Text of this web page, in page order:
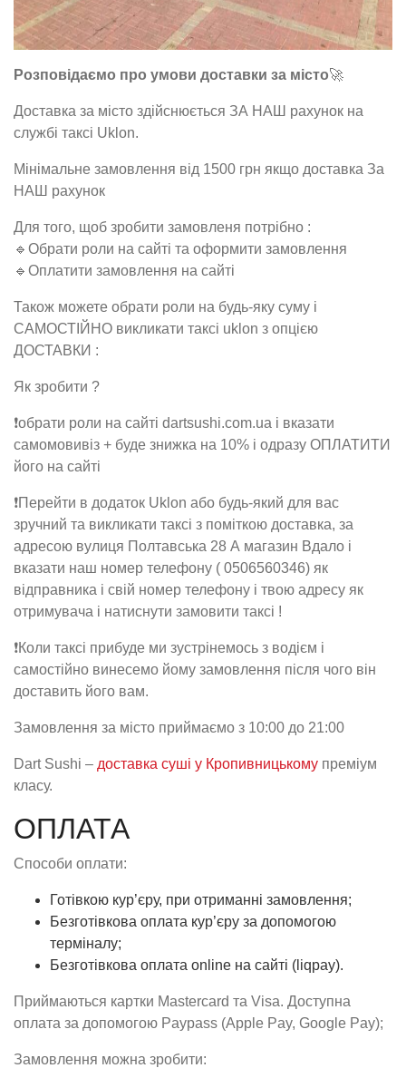
Розповідаємо про умови доставки за місто🚀
Доставка за місто здійснюється ЗА НАШ рахунок на
службі таксі Uklon.
Мінімальне замовлення від 1500 грн якщо доставка За
НАШ рахунок
Для того, щоб зробити замовленя потрібно :
🔹Обрати роли на сайті та оформити замовлення
🔹Оплатити замовлення на сайті
Також можете обрати роли на будь-яку суму і
САМОСТІЙНО викликати таксі uklon з опцією
ДОСТАВКИ :
Як зробити ?
❗️обрати роли на сайті dartsushi.com.ua і вказати
самомовивіз + буде знижка на 10% і одразу ОПЛАТИТИ
його на сайті
❗️Перейти в додаток Uklon або будь-який для вас
зручний та викликати таксі з поміткою доставка, за
адресою вулиця Полтавська 28 А магазин Вдало і
вказати наш номер телефону ( 0506560346) як
відправника і свій номер телефону і твою адресу як
отримувача і натиснути замовити таксі !
❗️Коли таксі прибуде ми зустрінемось з водієм і
самостійно винесемо йому замовлення після чого він
доставить його вам.
Замовлення за місто приймаємо з 10:00 до 21:00
Dart Sushi – доставка суші у Кропивницькому преміум
класу.
ОПЛАТА
Способи оплати:
Готівкою кур’єру, при отриманні замовлення;
Безготівкова оплата кур’єру за допомогою
терміналу;
Безготівкова оплата online на сайті (liqpay).
Приймаються картки Mastercard та Visa. Доступна
оплата за допомогою Paypass (Apple Pay, Google Pay);
Замовлення можна зробити: